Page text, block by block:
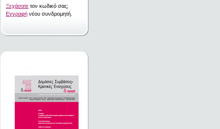
Ξεχάσατε τον κωδικό σας;
Εγγραφή νέου συνδρομητή.